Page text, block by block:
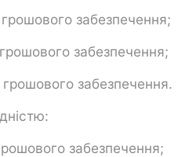
забезпечення;
забезпечення;
забезпечення.
забезпечення;